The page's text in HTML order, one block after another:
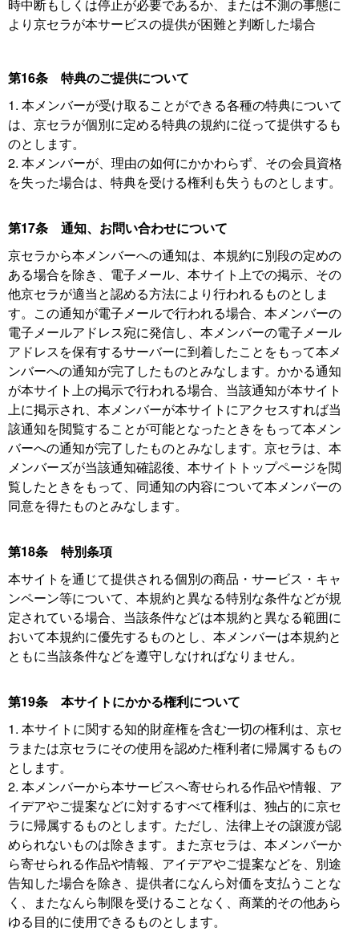
時中断もしくは停止が必要であるか、または不測の事態に
より京セラが本サービスの提供が困難と判断した場合
第16条 特典のご提供について
1. 本メンバーが受け取ることができる各種の特典について
は、京セラが個別に定める特典の規約に従って提供するも
のとします。
2. 本メンバーが、理由の如何にかかわらず、その会員資格
を失った場合は、特典を受ける権利も失うものとします。
第17条 通知、お問い合わせについて
京セラから本メンバーへの通知は、本規約に別段の定めの
ある場合を除き、電子メール、本サイト上での掲示、その
他京セラが適当と認める方法により行われるものとしま
す。この通知が電子メールで行われる場合、本メンバーの
電子メールアドレス宛に発信し、本メンバーの電子メール
アドレスを保有するサーバーに到着したことをもって本メ
ンバーへの通知が完了したものとみなします。かかる通知
が本サイト上の掲示で行われる場合、当該通知が本サイト
上に掲示され、本メンバーが本サイトにアクセスすれば当
該通知を閲覧することが可能となったときをもって本メン
バーへの通知が完了したものとみなします。京セラは、本
メンバーズが当該通知確認後、本サイトトップページを閲
覧したときをもって、同通知の内容について本メンバーの
同意を得たものとみなします。
第18条 特別条項
本サイトを通じて提供される個別の商品・サービス・キャ
ンペーン等について、本規約と異なる特別な条件などが規
定されている場合、当該条件などは本規約と異なる範囲に
おいて本規約に優先するものとし、本メンバーは本規約と
ともに当該条件などを遵守しなければなりません。
第19条 本サイトにかかる権利について
1. 本サイトに関する知的財産権を含む一切の権利は、京セ
ラまたは京セラにその使用を認めた権利者に帰属するもの
とします。
2. 本メンバーから本サービスへ寄せられる作品や情報、ア
イデアやご提案などに対するすべて権利は、独占的に京セ
ラに帰属するものとします。ただし、法律上その譲渡が認
められないものは除きます。また京セラは、本メンバーか
ら寄せられる作品や情報、アイデアやご提案などを、別途
告知した場合を除き、提供者になんら対価を支払うことな
く、またなんら制限を受けることなく、商業的その他あら
ゆる目的に使用できるものとします。